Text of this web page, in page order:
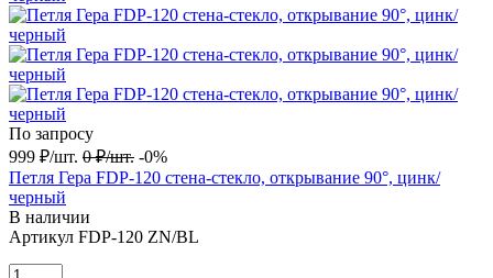
По запросу
999 ₽/шт. 0 ₽/шт. -0%
Петля Гера FDP-120 стена-стекло, открывание 90°, цинк/
черный
В наличии
Артикул FDP-120 ZN/BL